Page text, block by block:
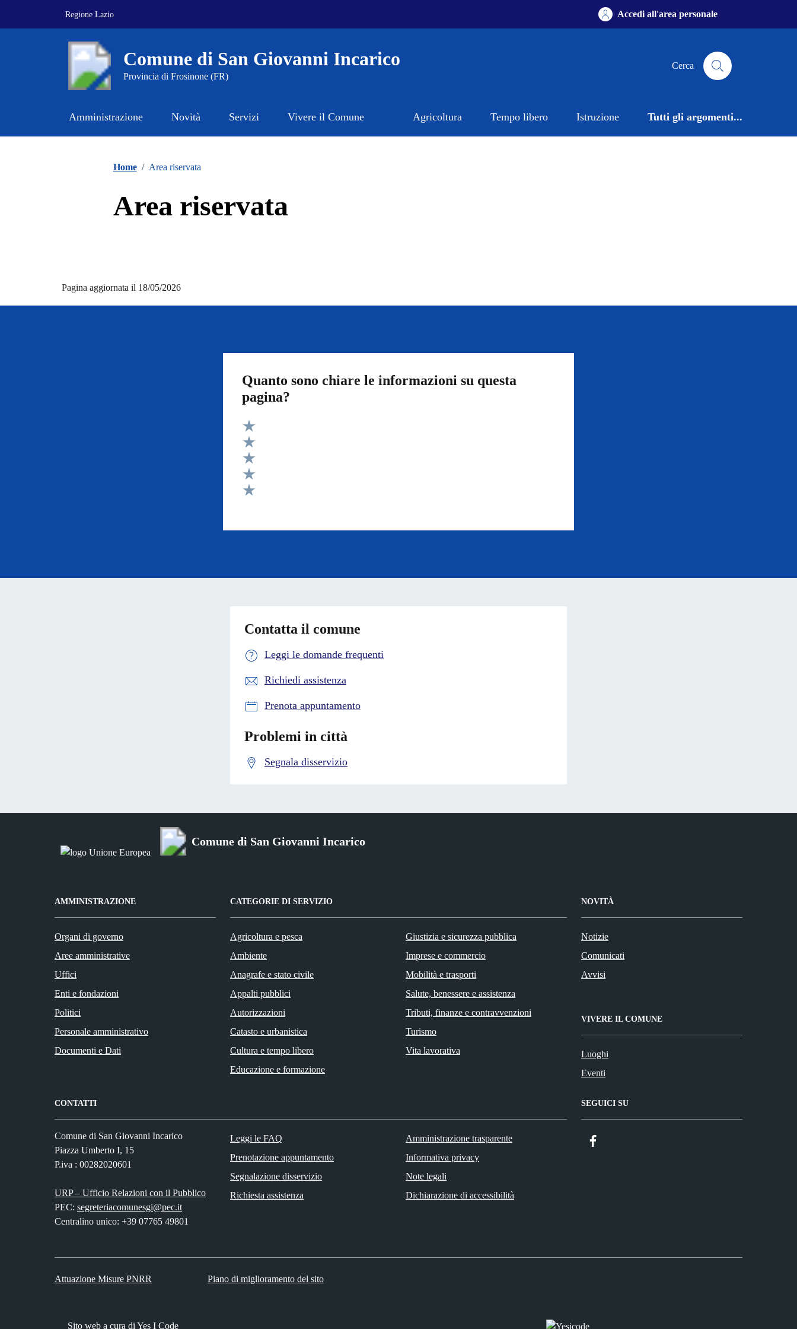
Regione Lazio Accedi all'area personale
Comune di San Giovanni Incarico
Provincia di Frosinone (FR)
Cerca
Amministrazione Novità Servizi Vivere il Comune Agricoltura Tempo libero Istruzione Tutti gli argomenti...
Home / Area riservata
Area riservata
Pagina aggiornata il 18/05/2026
Quanto sono chiare le informazioni su questa
pagina?
Valuta 5 stelle su 5
Valuta 4 stelle su 5
Valuta 3 stelle su 5
Valuta 2 stelle su 5
Contatta il comune
Leggi le domande frequenti
Richiedi assistenza
Prenota appuntamento
Problemi in città
Segnala disservizio
Comune di San Giovanni Incarico
AMMINISTRAZIONE
Organi di governo
Aree amministrative
Uffici
Enti e fondazioni
Politici
Personale amministrativo
Documenti e Dati
CATEGORIE DI SERVIZIO
Agricoltura e pesca
Ambiente
Anagrafe e stato civile
Appalti pubblici
Autorizzazioni
Catasto e urbanistica
Cultura e tempo libero
Educazione e formazione
Giustizia e sicurezza pubblica
Imprese e commercio
Mobilità e trasporti
Salute, benessere e assistenza
Tributi, finanze e contravvenzioni
Turismo
Vita lavorativa
NOVITÀ
Notizie
Comunicati
Avvisi
VIVERE IL COMUNE
Luoghi
Eventi
CONTATTI
Comune di San Giovanni Incarico
Piazza Umberto I, 15
P.iva : 00282020601
URP – Ufficio Relazioni con il Pubblico
PEC: segreteriacomunesgi@pec.it
Centralino unico: +39 07765 49801
Leggi le FAQ
Prenotazione appuntamento
Segnalazione disservizio
Richiesta assistenza
Amministrazione trasparente
Informativa privacy
Note legali
Dichiarazione di accessibilità
SEGUICI SU
Attuazione Misure PNRR Piano di miglioramento del sito
Sito web a cura di Yes I Code